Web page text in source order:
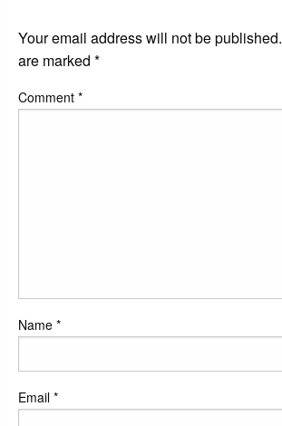
Your email address will not be published.
are marked *
Comment *
Name *
Email *